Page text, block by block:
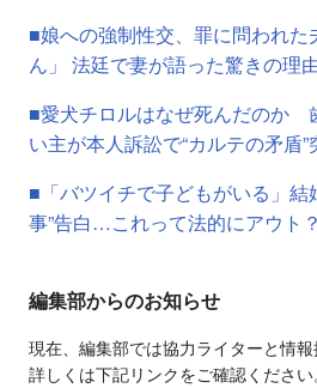
■娘への強制性交、罪に問われ
ん」 法廷で妻が語った驚きの理
■愛犬チロルはなぜ死んだのか
い主が本人訴訟で“カルテの矛盾
■「バツイチで子どもがいる」結
事”告白…これって法的にアウト？
編集部からのお知らせ
現在、編集部では協力ライターと情報
詳しくは下記リンクをご確認ください。